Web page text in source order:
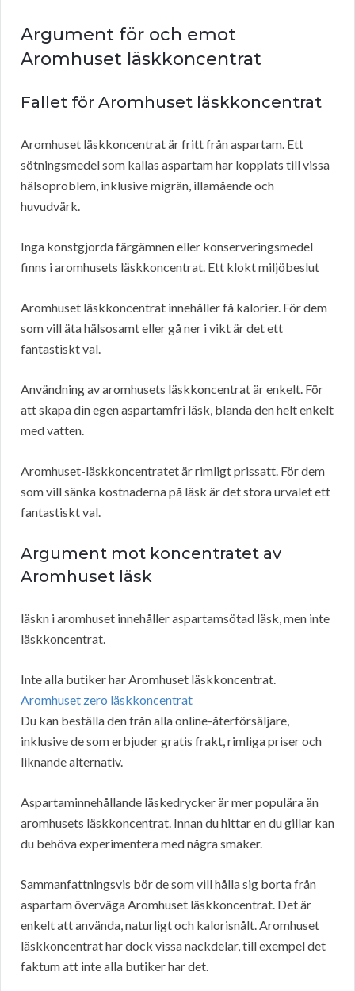
Argument för och emot
Aromhuset läskkoncentrat
Fallet för Aromhuset läskkoncentrat
Aromhuset läskkoncentrat är fritt från aspartam. Ett
sötningsmedel som kallas aspartam har kopplats till vissa
hälsoproblem, inklusive migrän, illamående och
huvudvärk.
Inga konstgjorda färgämnen eller konserveringsmedel
finns i aromhusets läskkoncentrat. Ett klokt miljöbeslut
Aromhuset läskkoncentrat innehåller få kalorier. För dem
som vill äta hälsosamt eller gå ner i vikt är det ett
fantastiskt val.
Användning av aromhusets läskkoncentrat är enkelt. För
att skapa din egen aspartamfri läsk, blanda den helt enkelt
med vatten.
Aromhuset-läskkoncentratet är rimligt prissatt. För dem
som vill sänka kostnaderna på läsk är det stora urvalet ett
fantastiskt val.
Argument mot koncentratet av
Aromhuset läsk
läskn i aromhuset innehåller aspartamsötad läsk, men inte
läskkoncentrat.
Inte alla butiker har Aromhuset läskkoncentrat.
Aromhuset zero läskkoncentrat
Du kan beställa den från alla online-återförsäljare,
inklusive de som erbjuder gratis frakt, rimliga priser och
liknande alternativ.
Aspartaminnehållande läskedrycker är mer populära än
aromhusets läskkoncentrat. Innan du hittar en du gillar kan
du behöva experimentera med några smaker.
Sammanfattningsvis bör de som vill hålla sig borta från
aspartam överväga Aromhuset läskkoncentrat. Det är
enkelt att använda, naturligt och kalorisnålt. Aromhuset
läskkoncentrat har dock vissa nackdelar, till exempel det
faktum att inte alla butiker har det.